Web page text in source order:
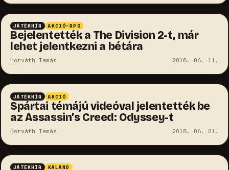
JÁTÉKHÍR AKCIÓ-RPG
Bejelentették a The Division 2-t, már
lehet jelentkezni a bétára
Horváth Tamás 2018. 06. 11.
JÁTÉKHÍR AKCIÓ
Spártai témájú videóval jelentették be
az Assassin’s Creed: Odyssey-t
Horváth Tamás 2018. 06. 01.
JÁTÉKHÍR KALAND